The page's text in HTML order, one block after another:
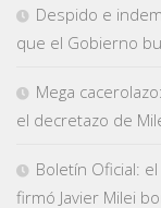
Despido e
que el Gobierno
Mega
el decretazo de
Boletín Oficial:
firmó Javier Milei